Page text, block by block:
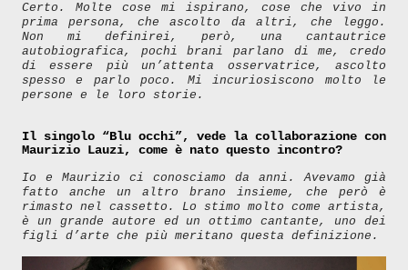
Certo. Molte cose mi ispirano, cose che vivo in
prima persona, che ascolto da altri, che leggo.
Non mi definirei, però, una cantautrice
autobiografica, pochi brani parlano di me, credo
di essere più un’attenta osservatrice, ascolto
spesso e parlo poco. Mi incuriosiscono molto le
persone e le loro storie.
Il singolo “Blu occhi”, vede la collaborazione con
Maurizio Lauzi, come è nato questo incontro?
Io e Maurizio ci conosciamo da anni. Avevamo già
fatto anche un altro brano insieme, che però è
rimasto nel cassetto. Lo stimo molto come artista,
è un grande autore ed un ottimo cantante, uno dei
figli d’arte che più meritano questa definizione.